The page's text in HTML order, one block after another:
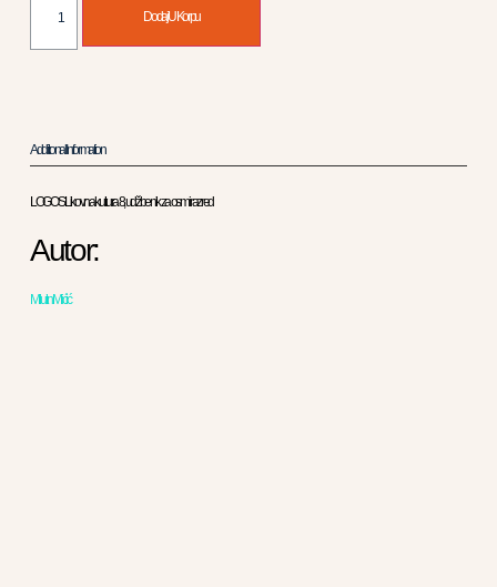
Dodaj U Korpu
Additional Information
LOGOS Likovna kultura 8, udžbenik za osmi razred
Autor:
Milutin Mićić